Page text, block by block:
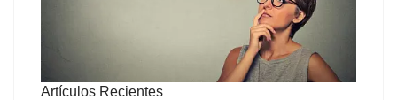
Artículos Recientes